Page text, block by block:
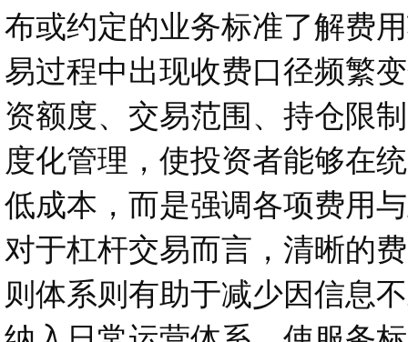
布或约定的业务标准了解费
易过程中出现收费口径频繁
资额度、交易范围、持仓限
度化管理，使投资者能够在
低成本，而是强调各项费用
对于杠杆交易而言，清晰的
则体系则有助于减少因信息